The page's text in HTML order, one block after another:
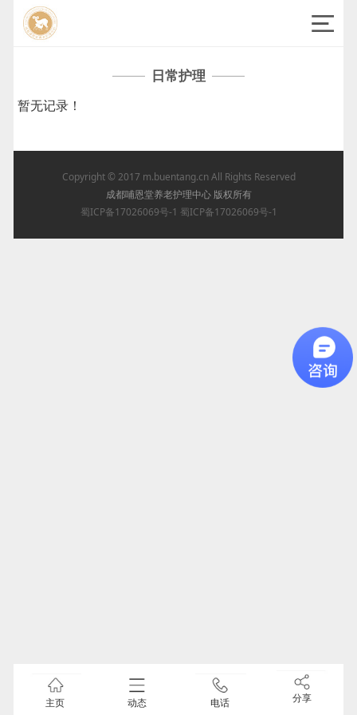
日常护理
暂无记录！
Copyright © 2017 m.buentang.cnAll Rights Reserved
成都哺恩堂养老护理中心 版权所有
蜀ICP备17026069号-1 蜀ICP备17026069号-1
主页 动态 电话 分享